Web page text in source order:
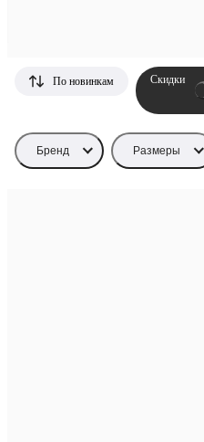
Бренд Размеры
По новинкам Скидки